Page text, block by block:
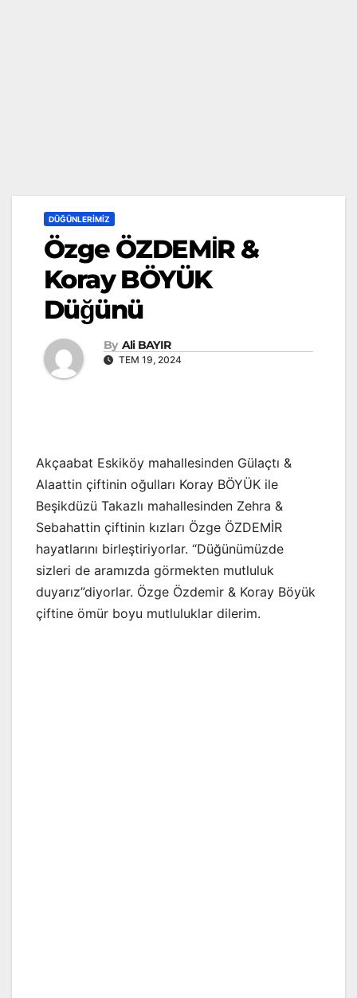
DÜĞÜNLERIMIZ
Özge ÖZDEMİR &
Koray BÖYÜK
Düğünü
By Ali BAYIR
TEM 19, 2024
Akçaabat Eskiköy mahallesinden Gülaçtı &
Alaattin çiftinin oğulları Koray BÖYÜK ile
Beşikdüzü Takazlı mahallesinden Zehra &
Sebahattin çiftinin kızları Özge ÖZDEMİR
hayatlarını birleştiriyorlar. “Düğünümüzde
sizleri de aramızda görmekten mutluluk
duyarız”diyorlar. Özge Özdemir & Koray Böyük
çiftine ömür boyu mutluluklar dilerim.